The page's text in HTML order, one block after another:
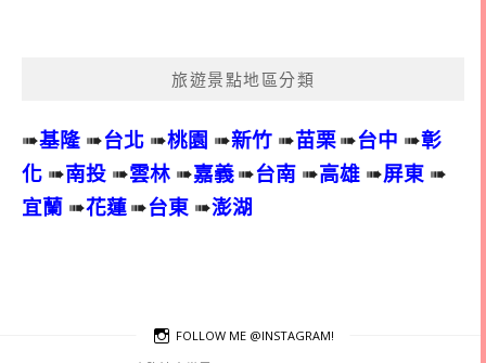
旅遊景點地區分類
➠基隆 ➠台北 ➠桃園 ➠新竹 ➠苗栗➠台中 ➠彰
化 ➠南投 ➠雲林 ➠嘉義➠台南 ➠高雄 ➠屏東 ➠
宜蘭 ➠花蓮➠台東 ➠澎湖
FOLLOW ME @INSTAGRAM!